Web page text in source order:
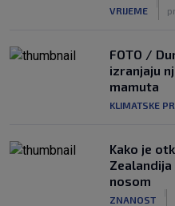
VRIJEME
FOTO /
izranjaju
mamuta
KLIMATSKE
Kako je
nosom
ZNANOST